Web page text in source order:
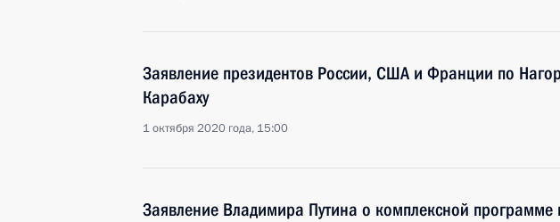
Заявление президентов России, США и Франции по
Карабаху
1 октября 2020 года, 15:00
Заявление Владимира Путина о комплексной программе